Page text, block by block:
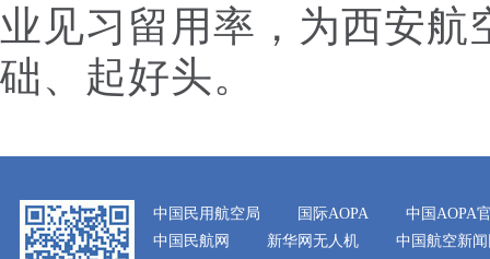
业见习留用率，为西安航
础、起好头。
中国民用航空局 国际AOPA
中国AOPA
中国民航网
新华网无人机
中国航空新